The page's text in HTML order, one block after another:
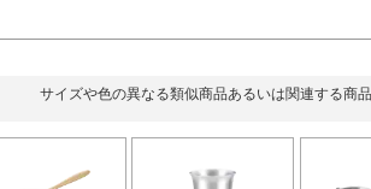
サイズや色の異なる類似商品あるいは関連する商